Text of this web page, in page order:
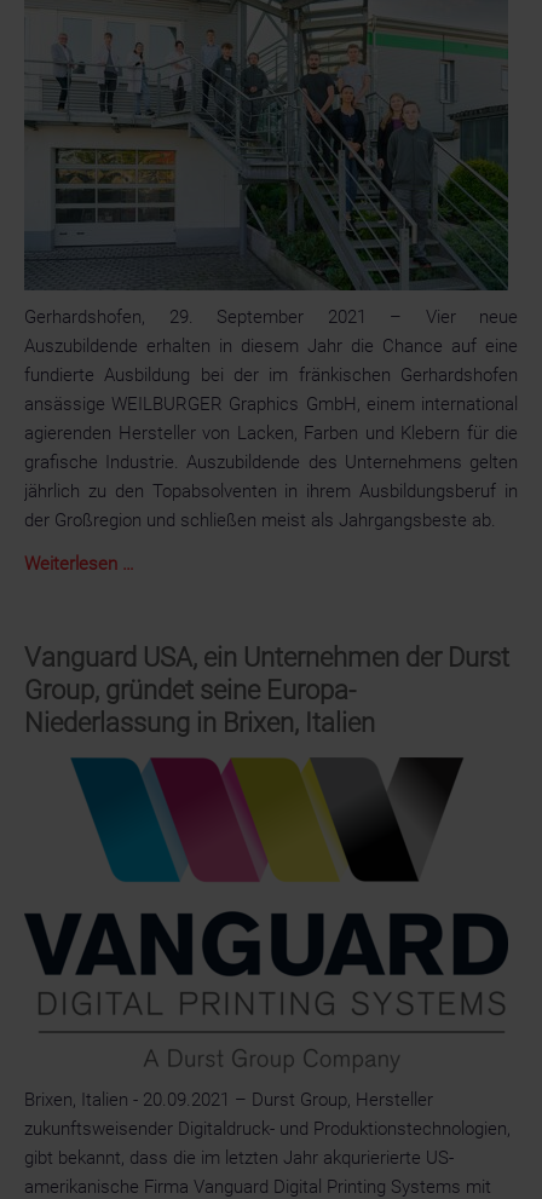
autoprint
Maschinentechnologie
von
manroland
Goss
Gerhardshofen, 29. September 2021 – Vier neue
Auszubildende erhalten in diesem Jahr die Chance auf eine
fundierte Ausbildung bei der im fränkischen Gerhardshofen
ansässige WEILBURGER Graphics GmbH, einem international
agierenden Hersteller von Lacken, Farben und Klebern für die
grafische Industrie. Auszubildende des Unternehmens gelten
jährlich zu den Topabsolventen in ihrem Ausbildungsberuf in
der Großregion und schließen meist als Jahrgangsbeste ab.
Weiterlesen …
der
WEILBURGER
Graphics
GmbH
Vanguard USA, ein Unternehmen der Durst
Group, gründet seine Europa-
Niederlassung in Brixen, Italien
Brixen, Italien - 20.09.2021 – Durst Group, Hersteller
zukunftsweisender Digitaldruck- und Produktionstechnologien,
gibt bekannt, dass die im letzten Jahr akqurierierte US-
amerikanische Firma Vanguard Digital Printing Systems mit